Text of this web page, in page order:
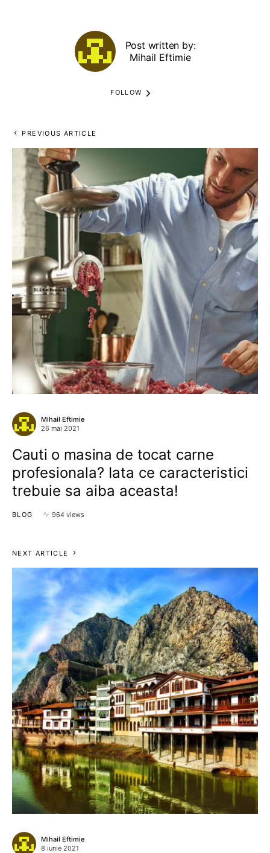
Post written by:
Mihail Eftimie
FOLLOW
PREVIOUS ARTICLE
Mihail Eftimie
26 mai 2021
Cauti o masina de tocat carne
profesionala? Iata ce caracteristici
trebuie sa aiba aceasta!
BLOG 964 views
NEXT ARTICLE
Mihail Eftimie
8 iunie 2021